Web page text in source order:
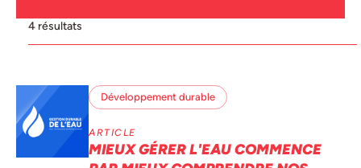
4 résultats
Développement durable
ARTICLE
MIEUX GÉRER L'EAU COMMENCE